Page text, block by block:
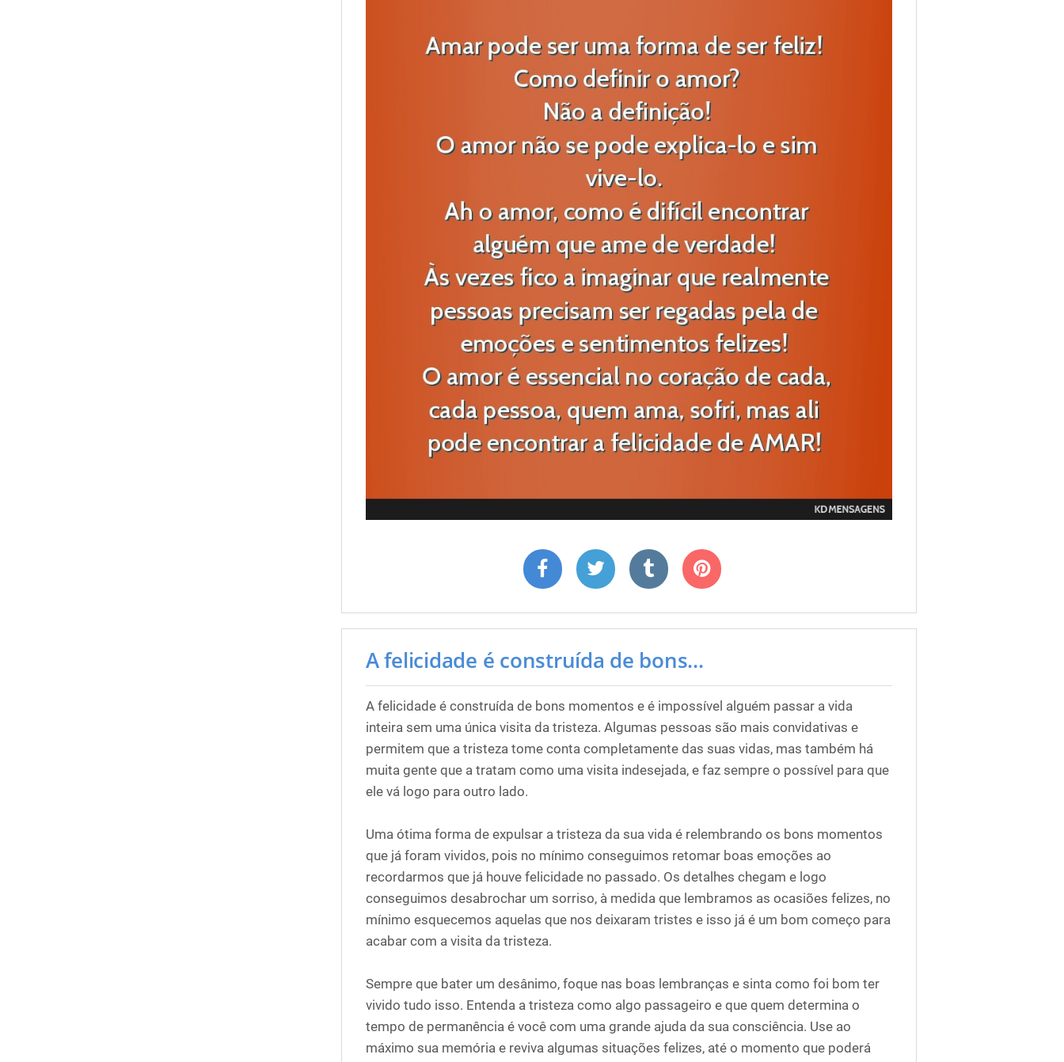
A felicidade é construída de bons...
A felicidade é construída de bons momentos e é impossível alguém passar a vida
inteira sem uma única visita da tristeza. Algumas pessoas são mais convidativas e
permitem que a tristeza tome conta completamente das suas vidas, mas também há
muita gente que a tratam como uma visita indesejada, e faz sempre o possível para que
ele vá logo para outro lado.
Uma ótima forma de expulsar a tristeza da sua vida é relembrando os bons momentos
que já foram vividos, pois no mínimo conseguimos retomar boas emoções ao
recordarmos que já houve felicidade no passado. Os detalhes chegam e logo
conseguimos desabrochar um sorriso, à medida que lembramos as ocasiões felizes, no
mínimo esquecemos aquelas que nos deixaram tristes e isso já é um bom começo para
acabar com a visita da tristeza.
Sempre que bater um desânimo, foque nas boas lembranças e sinta como foi bom ter
vivido tudo isso. Entenda a tristeza como algo passageiro e que quem determina o
tempo de permanência é você com uma grande ajuda da sua consciência. Use ao
máximo sua memória e reviva algumas situações felizes, até o momento que poderá